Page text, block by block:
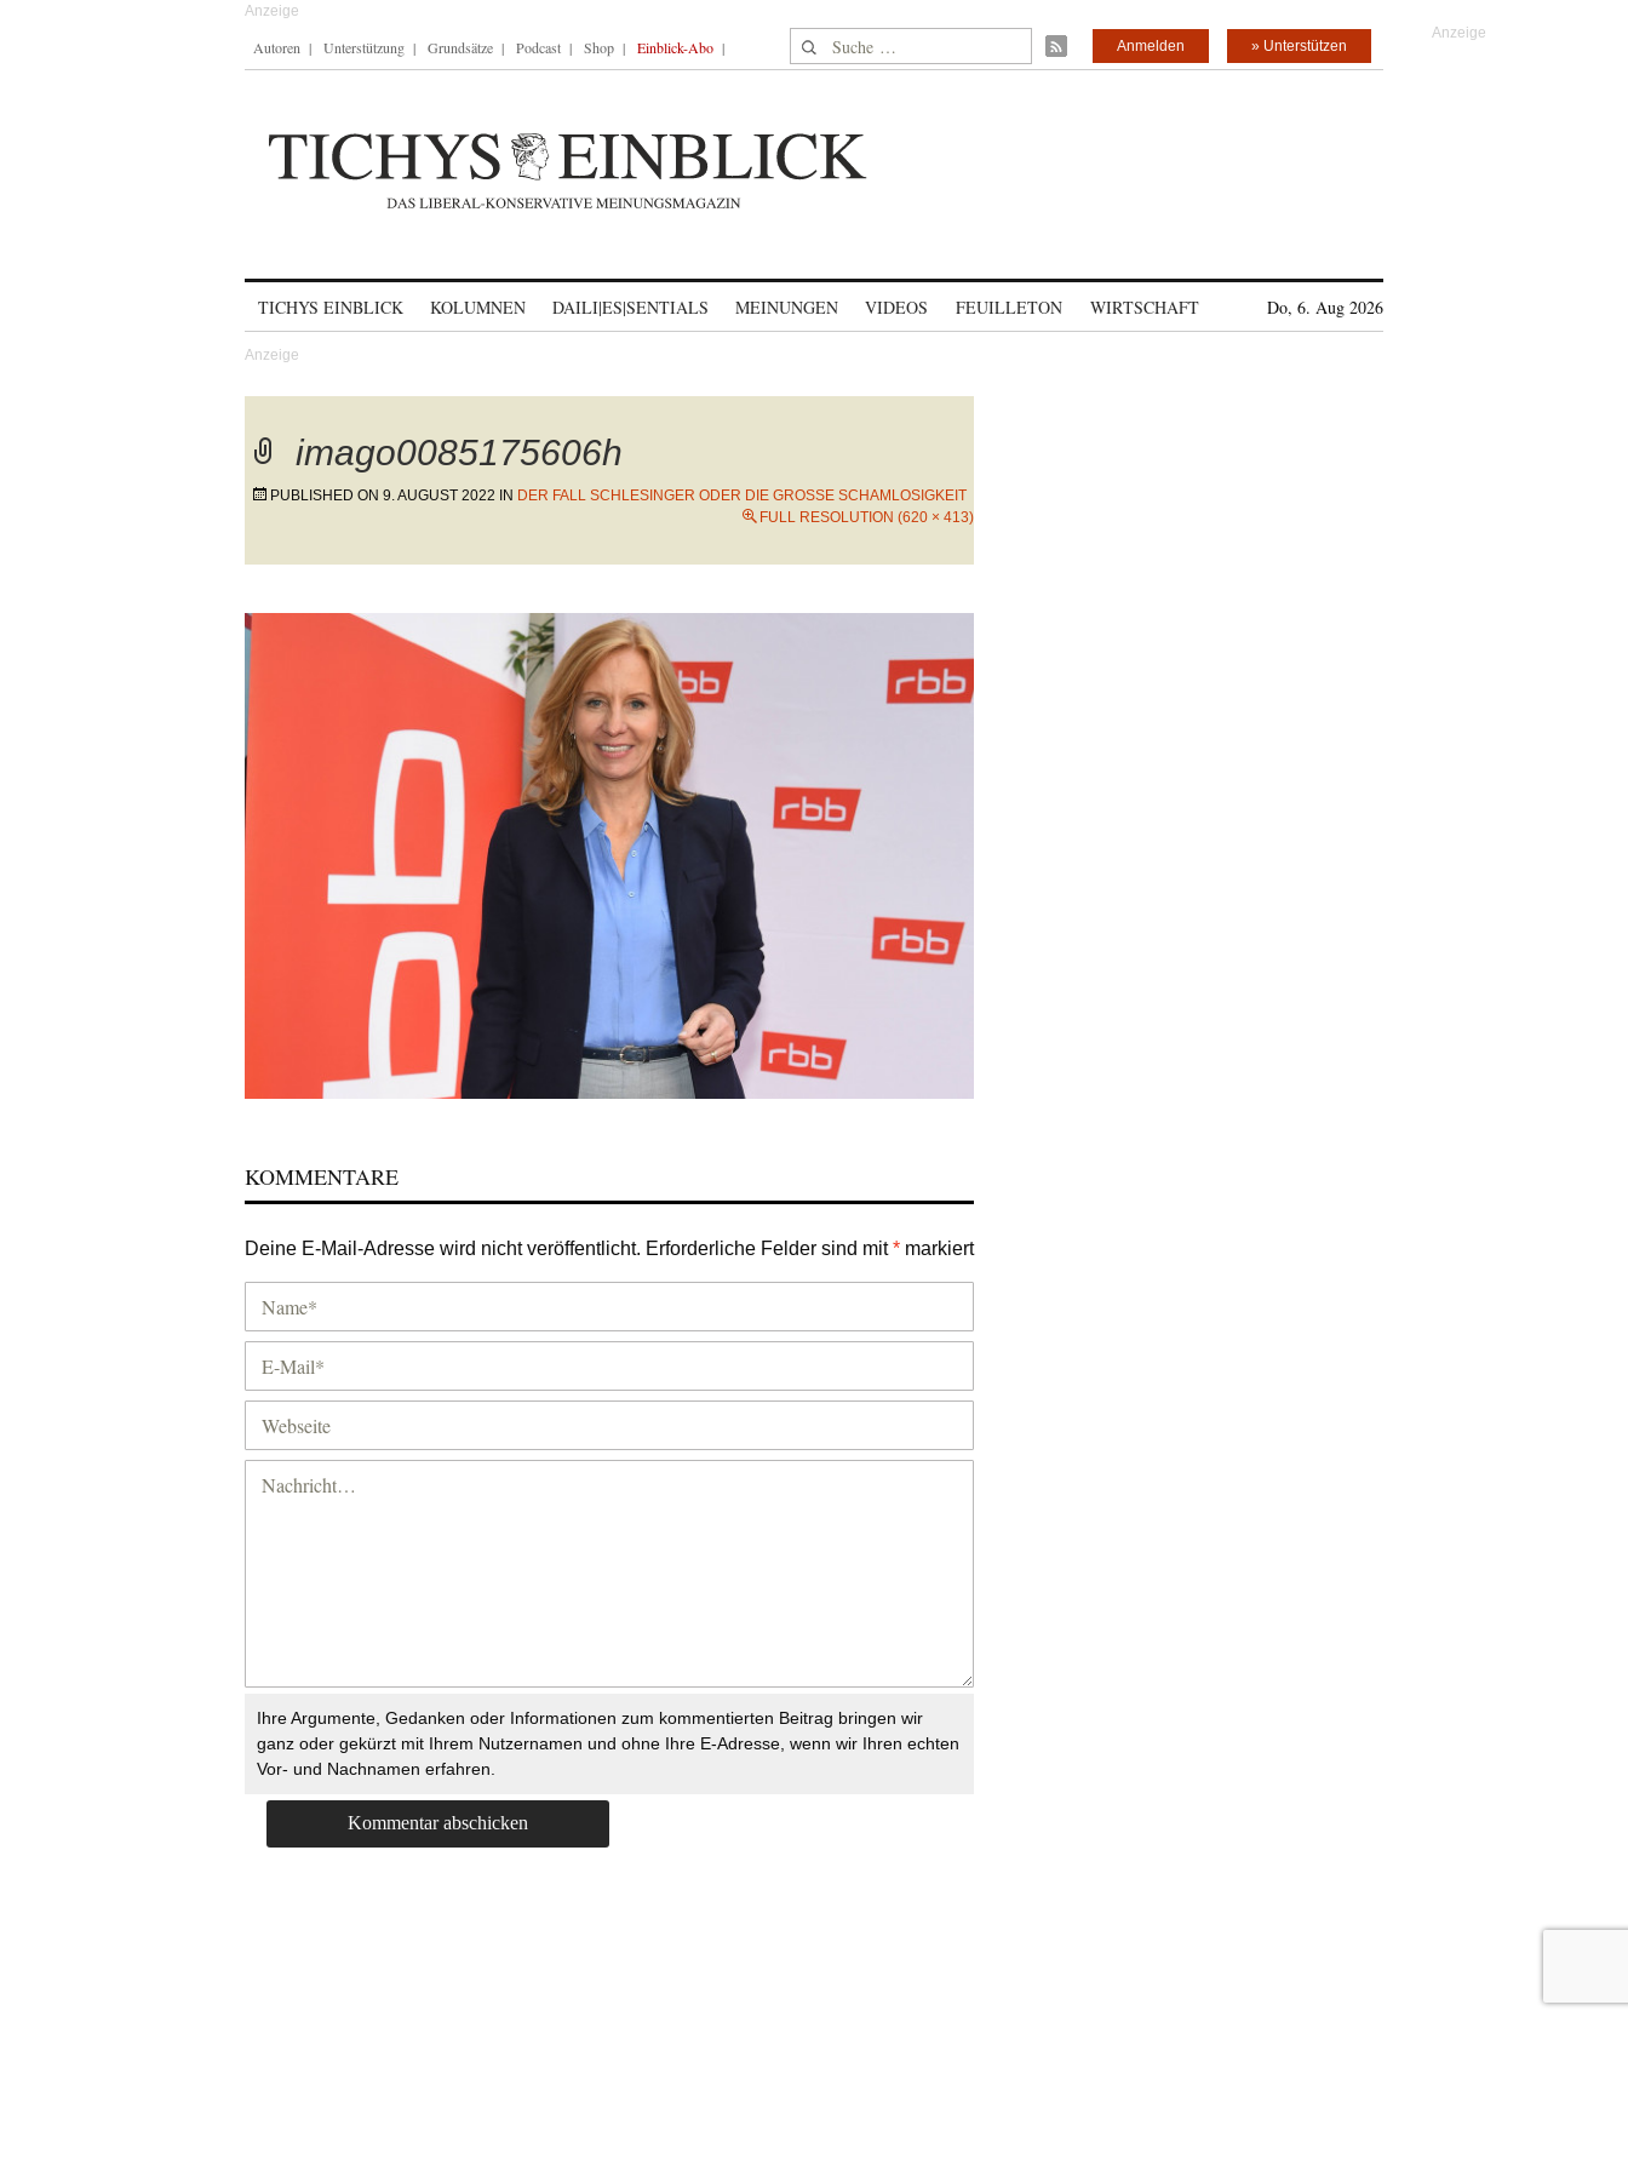
Autoren Unterstützung Grundsätze Podcast Shop Einblick-Abo Suche nach: » Unterstützen
Anmelden
TICHYS EINBLICK KOLUMNEN DAILI|ES|SENTIALS MEINUNGEN VIDEOS FEUILLETON WIRTSCHAFT Do, 6. Aug 2026
imago0085175606h
PUBLISHED ON 9. AUGUST 2022 IN DER FALL SCHLESINGER ODER DIE GROSSE SCHAMLOSIGKEIT
FULL RESOLUTION (620 × 413)
KOMMENTARE
Deine E-Mail-Adresse wird nicht veröffentlicht. Erforderliche Felder sind mit* markiert
Ihre Argumente, Gedanken oder Informationen zum kommentierten Beitrag bringen wir
ganz oder gekürzt mit Ihrem Nutzernamen und ohne Ihre E-Adresse, wenn wir Ihren echten
Vor- und Nachnamen erfahren.